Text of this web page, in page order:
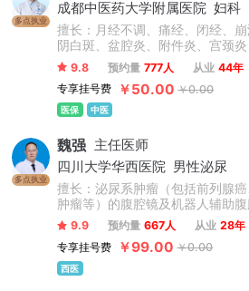
多点执业
成都中医药大学附属医院 妇科
擅长：月经不调、痛经、闭经、
阴白斑、盆腔炎、附件炎、宫颈
抑郁症、更年期综合征、内分泌
斑、面部痤疮等多种妇科常见病
效颇佳。
9.8 预约量 777人 从业 44年
专享挂号费
￥50.00 ￥0.00
医保 中医
多点执业
魏强 主任医师
四川大学华西医院
男性泌尿
擅长：泌尿系肿瘤（包括前列腺
肿瘤等）的腹腔镜及机器人辅助
生、膀胱肿瘤等的经尿道手术等。
9.9 预约量 667人 从业 28年
专享挂号费
￥99.00 ￥0.00
西医